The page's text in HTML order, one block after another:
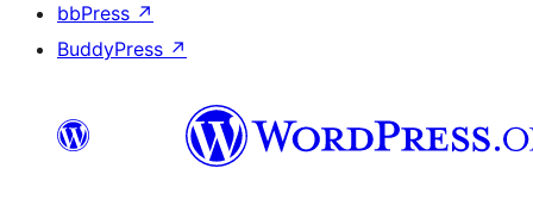
bbPress ↗
BuddyPress ↗